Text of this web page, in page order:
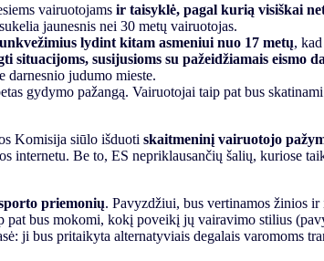
vairuotojams ir taisyklė, pagal kurią visiškai
jaunesnis nei 30 metų vairuotojas.
lydint kitam asmeniui nuo 17 metų,
situacijoms, susijusioms su pažeidžiamais eismo
darnesnio judumo mieste.
gydymo pažangą. Vairuotojai taip pat bus
Komisija siūlo išduoti skaitmeninį vairuotojo
internetu. Be to, ES nepriklausančių šalių, kuriose
priemonių. Pavyzdžiui, bus vertinamos žinios
bus mokomi, kokį poveikį jų vairavimo stilius
ji bus pritaikyta alternatyviais degalais varomoms